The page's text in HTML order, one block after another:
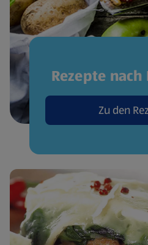
Rezepte
Zu den